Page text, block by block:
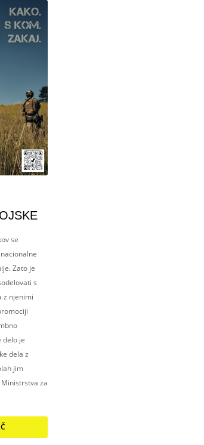
se
Zato je
s
z njenimi
delo je
dela z
jim
za